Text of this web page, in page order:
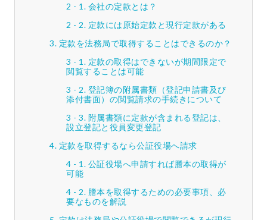
会社の定款とは？
定款には原始定款と現行定款がある
定款を法務局で取得することはできるのか？
定款の取得はできないが期間限定で
閲覧することは可能
登記簿の附属書類（登記申請書及び
添付書面）の閲覧請求の手続きについて
附属書類に定款が含まれる登記は、
設立登記と役員変更登記
定款を取得するなら公証役場へ請求
公証役場へ申請すれば謄本の取得が
可能
謄本を取得するための必要事項、必
要なものを解説